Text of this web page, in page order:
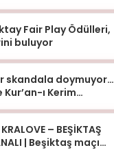
Fair Play Ödülleri,
buluyor
skandala doymuyor…
ı Kerim
– BEŞİKTAŞ
| Beşiktaş maçı